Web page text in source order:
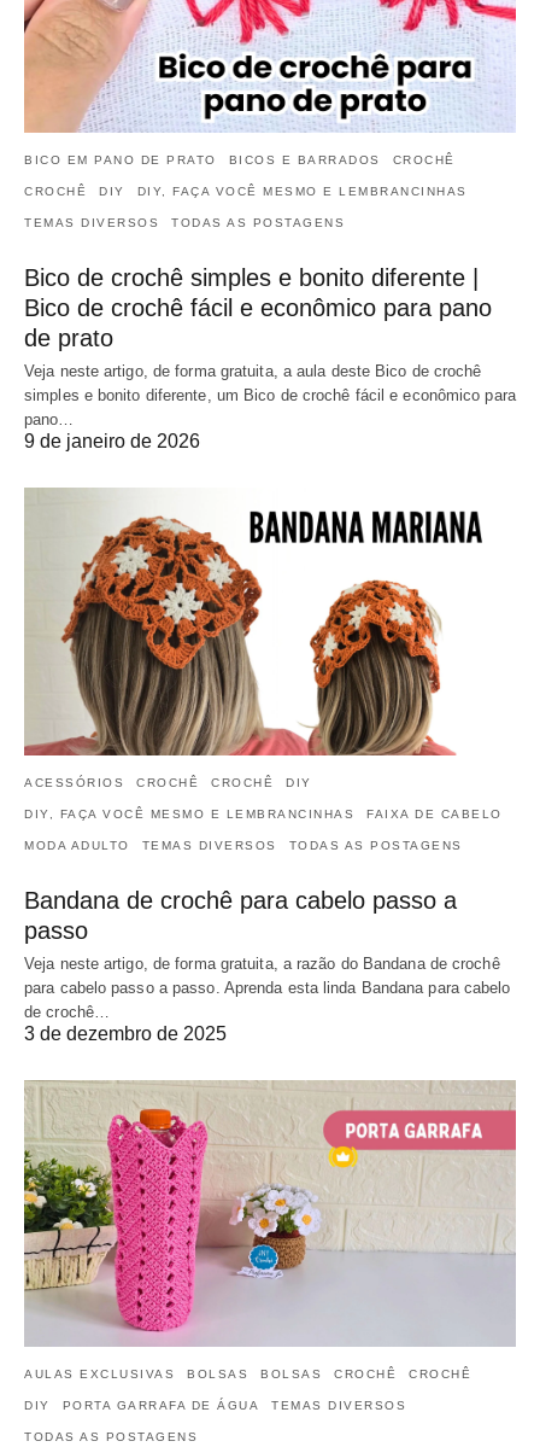
BICO EM PANO DE PRATO BICOS E BARRADOS CROCHÊ
CROCHÊ DIY DIY, FAÇA VOCÊ MESMO E LEMBRANCINHAS
TEMAS DIVERSOS TODAS AS POSTAGENS
Bico de crochê simples e bonito diferente |
Bico de crochê fácil e econômico para pano
de prato
Veja neste artigo, de forma gratuita, a aula deste Bico de crochê
simples e bonito diferente, um Bico de crochê fácil e econômico para
pano…
9 de janeiro de 2026
ACESSÓRIOS CROCHÊ CROCHÊ DIY
DIY, FAÇA VOCÊ MESMO E LEMBRANCINHAS FAIXA DE CABELO
MODA ADULTO TEMAS DIVERSOS TODAS AS POSTAGENS
Bandana de crochê para cabelo passo a
passo
Veja neste artigo, de forma gratuita, a razão do Bandana de crochê
para cabelo passo a passo. Aprenda esta linda Bandana para cabelo
de crochê…
3 de dezembro de 2025
AULAS EXCLUSIVAS BOLSAS BOLSAS CROCHÊ CROCHÊ
DIY PORTA GARRAFA DE ÁGUA TEMAS DIVERSOS
TODAS AS POSTAGENS